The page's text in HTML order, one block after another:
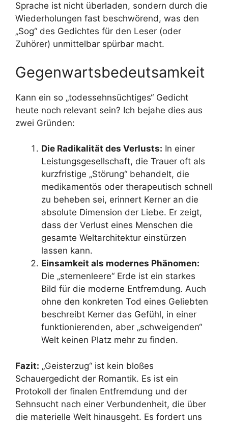
Sprache ist nicht überladen, sondern durch die
Wiederholungen fast beschwörend, was den
„Sog“ des Gedichtes für den Leser (oder
Zuhörer) unmittelbar spürbar macht.
Gegenwartsbedeutsamkeit
Kann ein so „todessehnsüchtiges“ Gedicht
heute noch relevant sein? Ich bejahe dies aus
zwei Gründen:
Die Radikalität des Verlusts: In einer
Leistungsgesellschaft, die Trauer oft als
kurzfristige „Störung“ behandelt, die
medikamentös oder therapeutisch schnell
zu beheben sei, erinnert Kerner an die
absolute Dimension der Liebe. Er zeigt,
dass der Verlust eines Menschen die
gesamte Weltarchitektur einstürzen
lassen kann.
Einsamkeit als modernes Phänomen:
Die „sternenleere“ Erde ist ein starkes
Bild für die moderne Entfremdung. Auch
ohne den konkreten Tod eines Geliebten
beschreibt Kerner das Gefühl, in einer
funktionierenden, aber „schweigenden“
Welt keinen Platz mehr zu finden.
Fazit: „Geisterzug“ ist kein bloßes
Schauergedicht der Romantik. Es ist ein
Protokoll der finalen Entfremdung und der
Sehnsucht nach einer Verbundenheit, die über
die materielle Welt hinausgeht. Es fordert uns